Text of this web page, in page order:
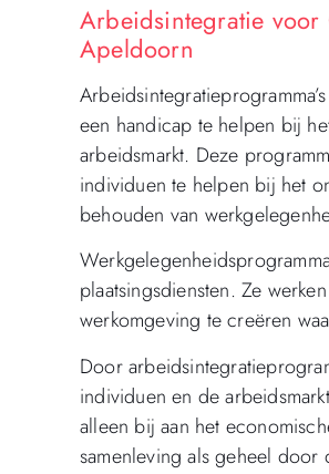
Arbeidsintegratie voor
Apeldoorn
een handicap te helpen bij
arbeidsmarkt. Deze
individuen te helpen bij het
behouden van
plaatsingsdiensten. Ze
werkomgeving te creëren
Door
individuen en de
alleen bij aan het
samenleving als geheel